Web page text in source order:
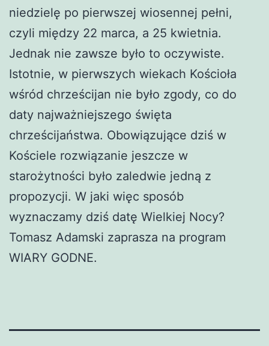
niedzielę po pierwszej wiosennej pełni,
czyli między 22 marca, a 25 kwietnia.
Jednak nie zawsze było to oczywiste.
Istotnie, w pierwszych wiekach Kościoła
wśród chrześcijan nie było zgody, co do
daty najważniejszego święta
chrześcijaństwa. Obowiązujące dziś w
Kościele rozwiązanie jeszcze w
starożytności było zaledwie jedną z
propozycji. W jaki więc sposób
wyznaczamy dziś datę Wielkiej Nocy?
Tomasz Adamski zaprasza na program
WIARY GODNE.